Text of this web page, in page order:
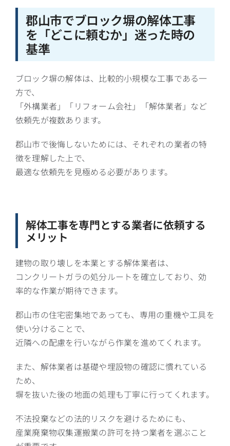
郡山市でブロック塀の解体工事
を「どこに頼むか」迷った時の
基準
ブロック塀の解体は、比較的小規模な工事である一
方で、
「外構業者」「リフォーム会社」「解体業者」など
依頼先が複数あります。
郡山市で後悔しないためには、それぞれの業者の特
徴を理解した上で、
最適な依頼先を見極める必要があります。
解体工事を専門とする業者に依頼する
メリット
建物の取り壊しを本業とする解体業者は、
コンクリートガラの処分ルートを確立しており、効
率的な作業が期待できます。
郡山市の住宅密集地であっても、専用の重機や工具を
使い分けることで、
近隣への配慮を行いながら作業を進めてくれます。
また、解体業者は基礎や埋設物の確認に慣れている
ため、
塀を抜いた後の地面の処理も丁寧に行ってくれます。
不法投棄などの法的リスクを避けるためにも、
産業廃棄物収集運搬業の許可を持つ業者を選ぶこと